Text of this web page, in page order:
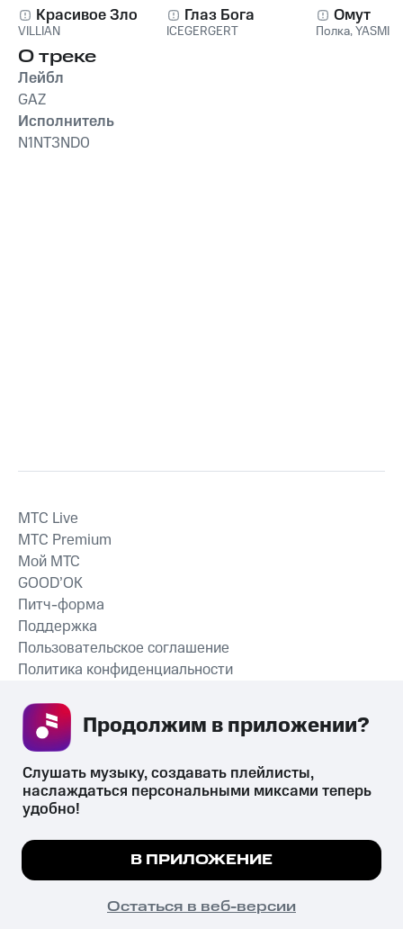
Красивое Зло
VILLIAN
Глаз Бога
ICEGERGERT
Омут
Полка,YASMI
О треке
Лейбл
GAZ
Исполнитель
N1NT3ND0
СКАЧАТЬ ПРИЛОЖЕНИЕ
MTС Live
MTС Premium
Мой МТС
GOOD’OK
Питч-форма
Поддержка
Пользовательское соглашение
Политика конфиденциальности
психотропных веществ, их аналогов причиняет вред здоровью,
их незаконный оборот запрещён и влечёт установленную
законодательством ответственность.
© 2026 ООО «КИОН».
Все права защищены
Мы используем куки, чтобы на сайте все
Подробнее
ПОНЯТНО
Слушать музыку, создавать плейлисты,
наслаждаться персональными миксами теперь
удобно!
В ПРИЛОЖЕНИЕ
Остаться в веб-версии